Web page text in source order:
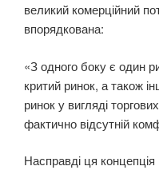
великий комерційний
впорядкована:
«З одного боку є один
критий ринок, а також
ринок у вигляді
фактично відсутній
Насправді ця